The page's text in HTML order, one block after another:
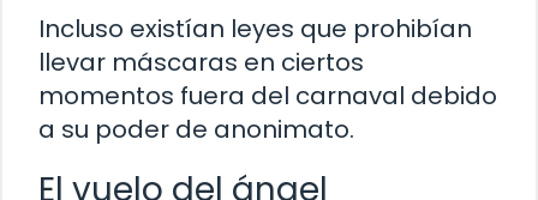
Incluso existían leyes que prohibían
llevar máscaras en ciertos
momentos fuera del carnaval debido
a su poder de anonimato.
El vuelo del ángel